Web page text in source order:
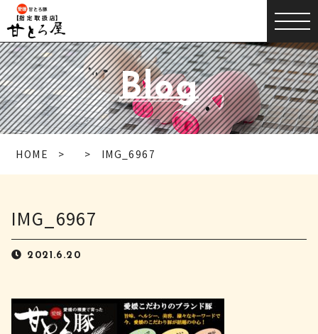
Blog
HOME IMG_6967
IMG_6967
2021.6.20